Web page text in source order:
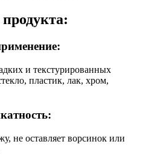
и текстурированных
пластик, лак, хром,
не оставляет ворсинок или